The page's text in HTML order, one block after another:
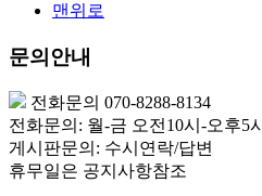
맨위로
문의안내
전화문의 070-8288-8134
전화문의: 월-금 오전10시-오후5시
게시판문의: 수시연락/답변
휴무일은 공지사항참조